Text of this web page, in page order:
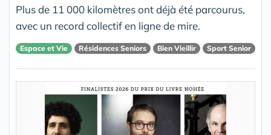
Plus de 11 000 kilomètres ont déjà été parcourus,
avec un record collectif en ligne de mire.
Espace et Vie Résidences Seniors Bien Vieillir Sport Senior